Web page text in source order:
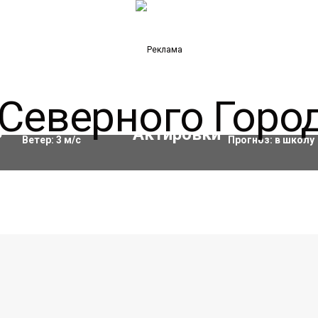
°C Влажность:64 %
Ветер: 3 м/с
Актировки
Прогноз: в школу